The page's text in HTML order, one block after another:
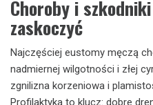
Choroby i
zaskoczyć
Najczęściej eustomy męczą
nadmiernej wilgotności i złej
zgnilizna korzeniowa i
Profilaktyka to klucz: dobre